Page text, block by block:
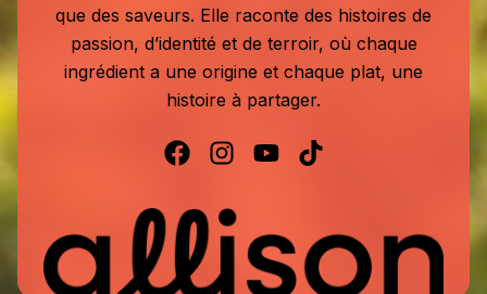
que des saveurs. Elle raconte des histoires de
passion, d’identité et de terroir, où chaque
ingrédient a une origine et chaque plat, une
histoire à partager.